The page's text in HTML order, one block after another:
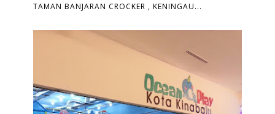
TAMAN BANJARAN CROCKER , KENINGAU...